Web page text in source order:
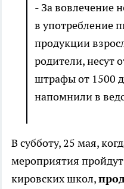
- За вовлечение
в употребление
продукции
родители, несут
штрафы от 1500
напомнили в
В субботу, 25 мая,
мероприятия
кировских школ,